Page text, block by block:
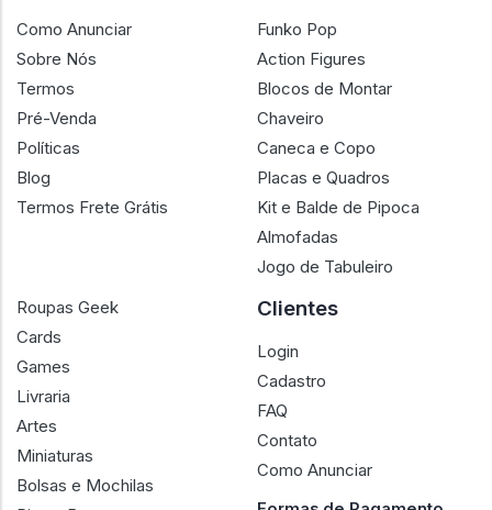
Como Anunciar
Sobre Nós
Termos
Pré-Venda
Políticas
Blog
Termos Frete Grátis
Funko Pop
Action Figures
Blocos de Montar
Chaveiro
Caneca e Copo
Placas e Quadros
Kit e Balde de Pipoca
Almofadas
Jogo de Tabuleiro
Roupas Geek
Cards
Games
Livraria
Artes
Miniaturas
Bolsas e Mochilas
Clientes
Login
Cadastro
FAQ
Contato
Como Anunciar